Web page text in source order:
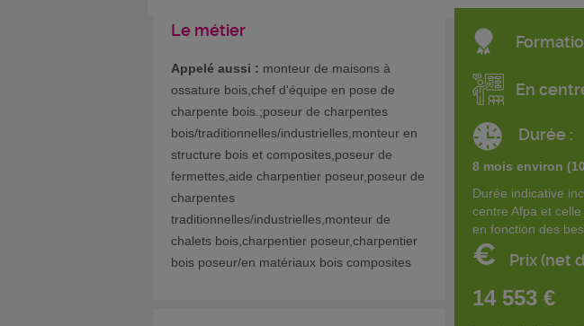
Le métier
Appelé aussi : monteur de maisons à
ossature bois,chef d'équipe en pose de
charpente bois.;poseur de charpentes
bois/traditionnelles/industrielles,monteur en
structure bois et composites,poseur de
fermettes,aide charpentier poseur,poseur de
charpentes
traditionnelles/industrielles,monteur de
chalets bois,charpentier poseur,charpentier
bois poseur/en matériaux bois composites
En
Durée :
8 mois environ
Durée indicative
centre Afpa et
en fonction des
€ Prix (net
14 553 €